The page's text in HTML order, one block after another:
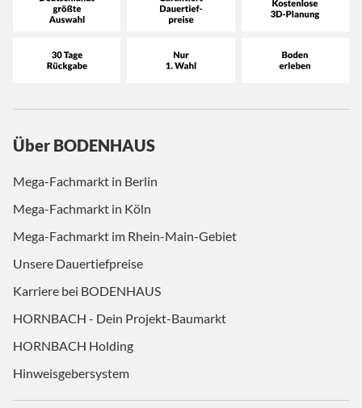
Über BODENHAUS
Mega-Fachmarkt in Berlin
Mega-Fachmarkt in Köln
Mega-Fachmarkt im Rhein-Main-Gebiet
Unsere Dauertiefpreise
Karriere bei BODENHAUS
HORNBACH - Dein Projekt-Baumarkt
HORNBACH Holding
Hinweisgebersystem